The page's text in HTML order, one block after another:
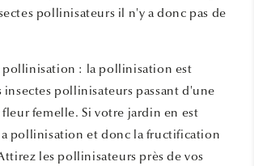
pollinisateurs il n'y a donc pas de
pollinisation : la pollinisation est
insectes pollinisateurs passant d'une
femelle. Si votre jardin en est
pollinisation et donc la fructification
les pollinisateurs près de vos